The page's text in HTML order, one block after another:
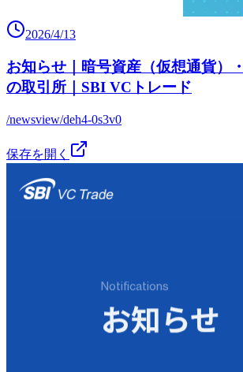
2026/4/13
お知らせ｜暗号資産（仮想通貨）
の取引所｜SBI VCトレード
/newsview/deh4-0s3v0
保存を開く